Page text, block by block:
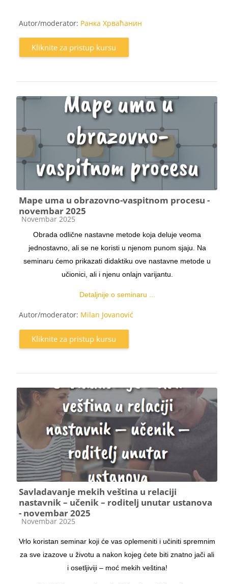
Autor/moderator: Ранка Хрваћанин
Kliknite za pristup kursu
Mape uma u obrazovno-vaspitnom procesu -
novembar 2025
Kategorija kursa
Novembar 2025
Obrada odlične nastavne metode koja deluje veoma
jednostavno, ali se ne koristi u njenom punom sjaju. Na
seminaru ćemo prikazati didaktiku ove nastavne metode u
učionici, ali i njenu onlajn varijantu.
Detaljnije o seminaru ...
Autor/moderator: Milan Jovanović
Kliknite za pristup kursu
Savladavanje mekih veština u relaciji
nastavnik – učenik – roditelj unutar ustanova
- novembar 2025
Kategorija kursa
Novembar 2025
Vrlo koristan seminar koji će vas oplemeniti i učiniti spremnim
za sve izazove u životu a nakon kojeg ćete biti znatno jači ali
i osetljiviji – moć mekih veština!